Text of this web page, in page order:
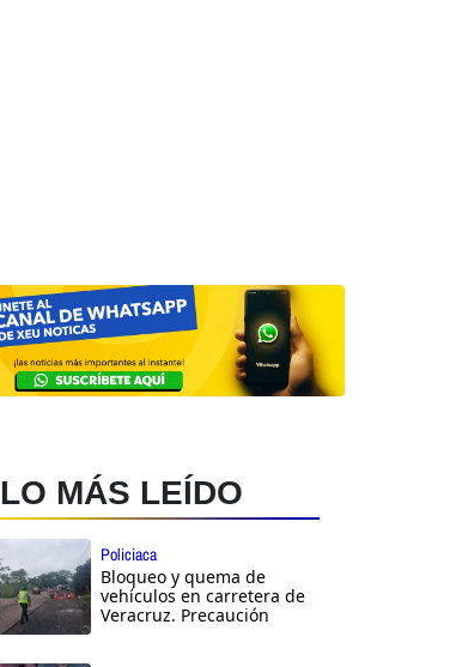
LO MÁS LEÍDO
Policiaca
Bloqueo y quema de
vehículos en carretera de
Veracruz. Precaución